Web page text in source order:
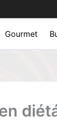
Gourmet